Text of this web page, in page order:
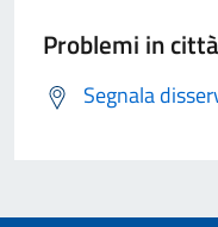
Problemi in città
Segnala